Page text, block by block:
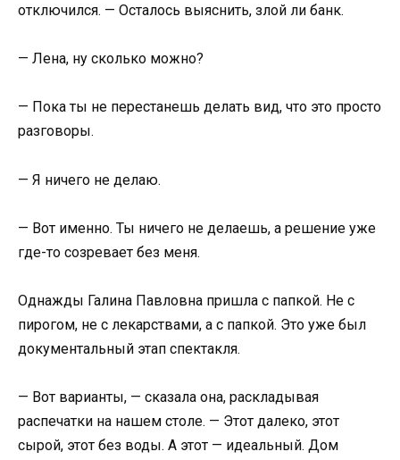
отключился. — Осталось выяснить, злой ли банк.
— Лена, ну сколько можно?
— Пока ты не перестанешь делать вид, что это просто
разговоры.
— Я ничего не делаю.
— Вот именно. Ты ничего не делаешь, а решение уже
где-то созревает без меня.
Однажды Галина Павловна пришла с папкой. Не с
пирогом, не с лекарствами, а с папкой. Это уже был
документальный этап спектакля.
— Вот варианты, — сказала она, раскладывая
распечатки на нашем столе. — Этот далеко, этот
сырой, этот без воды. А этот — идеальный. Дом